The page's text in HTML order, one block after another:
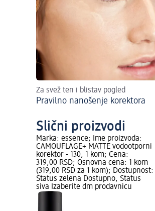
Za svež ten i blistav pogled
Pravilno nanošenje korektora
Slični proizvodi
Marka: essence; Ime proizvoda:
CAMOUFLAGE+ MATTE vodootporni
korektor - 130, 1 kom; Cena:
319,00 RSD; Osnovna cena: 1 kom
(319,00 RSD za 1 kom); Dostupnost:
Status zelena Dostupno, Status
siva Izaberite dm prodavnicu